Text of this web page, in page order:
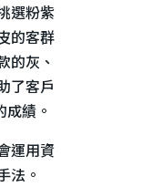
選粉紫
的客群
的灰、
了客戶
績。
運用資
法。